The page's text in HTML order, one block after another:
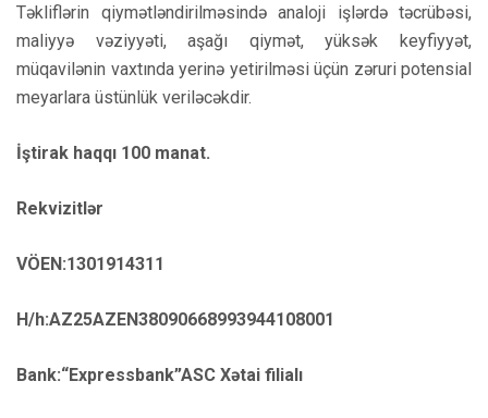
Təkliflərin qiymətləndirilməsində analoji işlərdə təcrübəsi,
maliyyə vəziyyəti, aşağı qiymət, yüksək keyfiyyət,
müqavilənin vaxtında yerinə yetirilməsi üçün zəruri potensial
meyarlara üstünlük veriləcəkdir.
İştirak haqqı 100 manat.
Rekvizitlər
VÖEN:1301914311
H/h:AZ25AZEN38090668993944108001
Bank:“Expressbank”ASC Xətai filialı